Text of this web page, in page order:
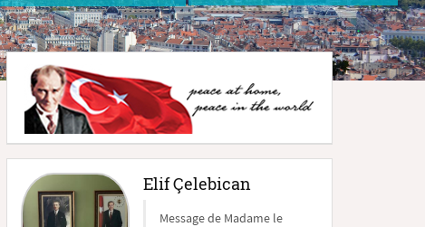
Elif Çelebican
Message de Madame le